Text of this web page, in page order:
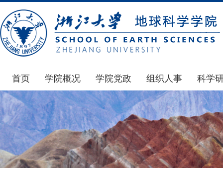
首页 学院概况
学院简介
发展简史
组织机构
师资力量
学院党政
通知公告
学院发文
党委会议纪要
党政联席会议纪要
组织人事
通知公告
博士后管理
人才招聘
年度考核
科学
国家
科研
通知
科研